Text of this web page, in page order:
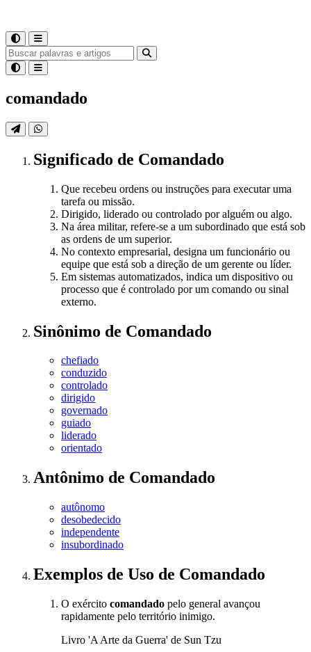
comandado
Significado de Comandado
Que recebeu ordens ou instruções para executar uma
tarefa ou missão.
Dirigido, liderado ou controlado por alguém ou algo.
Na área militar, refere-se a um subordinado que está sob
as ordens de um superior.
No contexto empresarial, designa um funcionário ou
equipe que está sob a direção de um gerente ou líder.
Em sistemas automatizados, indica um dispositivo ou
processo que é controlado por um comando ou sinal
externo.
Sinônimo de Comandado
chefiado
conduzido
controlado
dirigido
governado
guiado
liderado
orientado
Antônimo de Comandado
autônomo
desobedecido
independente
insubordinado
Exemplos de Uso de Comandado
O exército comandado pelo general avançou
rapidamente pelo território inimigo.
Livro 'A Arte da Guerra' de Sun Tzu